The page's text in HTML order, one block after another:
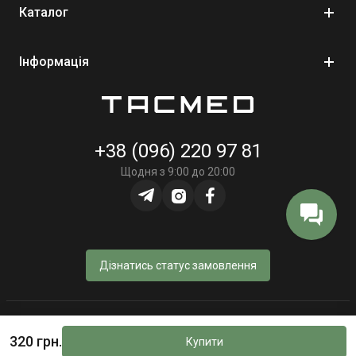
320 грн. Купити
Каталог
Інформація
+38 (096) 220 97 81
Щодня з 9:00 до 20:00
Дізнатись статус замовлення
© Інтернет-магазин «TacMed» - 2023–2026